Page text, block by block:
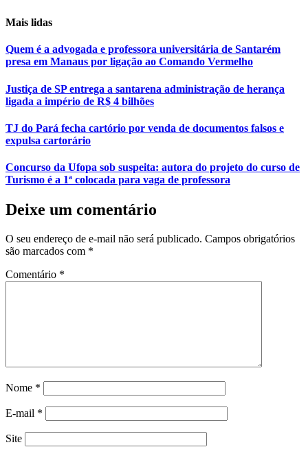
Mais lidas
Quem é a advogada e professora universitária de Santarém
presa em Manaus por ligação ao Comando Vermelho
Justiça de SP entrega a santarena administração de herança
ligada a império de R$ 4 bilhões
TJ do Pará fecha cartório por venda de documentos falsos e
expulsa cartorário
Concurso da Ufopa sob suspeita: autora do projeto do curso de
Turismo é a 1ª colocada para vaga de professora
Deixe um comentário
O seu endereço de e-mail não será publicado. Campos obrigatórios
são marcados com *
Comentário *
Nome *
E-mail *
Site